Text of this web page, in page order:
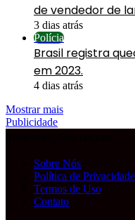
de vendedor de
3 dias atrás
Polícia
Brasil registra
em 2023.
4 dias atrás
Mostrar mais
Publicidade
Sobre Nós
Política de Privacidade
Termos de Uso
Contato